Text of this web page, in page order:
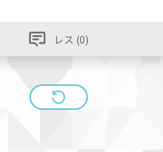
レス (0)